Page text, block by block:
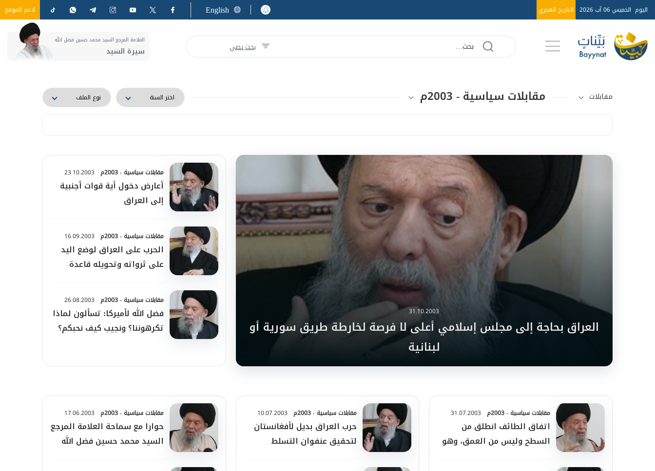
اليوم الخميس 06 آب 2026 التاريخ الهجري English ادعم الموقع
بحث نصي
العلامة المرجع السيد محمد حسين فضل الله
سيرة السيد
مقابلات مقابلات سياسية - 2003م
31.10.2003
العراق بحاجة إلى مجلس إسلامي أعلى لا فرصة لخارطة طريق سورية أو
لبنانية
مقابلات سياسية - 2003م 23.10.2003
أعارض دخول أية قوات أجنبية
إلى العراق
مقابلات سياسية - 2003م 16.09.2003
الحرب على العراق لوضع اليد
على ثرواته وتحويله قاعدة
مقابلات سياسية - 2003م 26.08.2003
فضل الله لأميركا: تسألون لماذا
تكرهوننا؟ ونجيب كيف نحبكم؟
مقابلات سياسية - 2003م 31.07.2003
اتفاق الطائف انطلق من
السطح وليس من العمق، وهو
مقابلات سياسية - 2003م 10.07.2003
حرب العراق بديل لأفغانستان
لتحقيق عنفوان التسلط
مقابلات سياسية - 2003م 17.06.2003
حوارا مع سماحة العلامة المرجع
السيد محمد حسين فضل الله